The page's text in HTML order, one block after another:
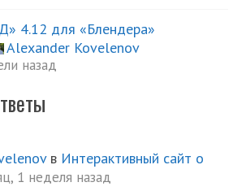
4.12 для «Блендера»
Alexander Kovelenov
назад
в Интерактивный сайт о
1 неделя назад